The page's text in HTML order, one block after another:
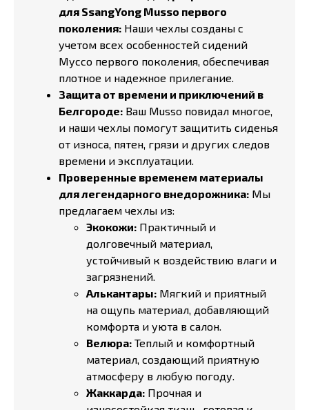
для SsangYong Musso первого
поколения: Наши чехлы созданы с
учетом всех особенностей сидений
Муссо первого поколения, обеспечивая
плотное и надежное прилегание.
Защита от времени и приключений в
Белгороде: Ваш Musso повидал многое,
и наши чехлы помогут защитить сиденья
от износа, пятен, грязи и других следов
времени и эксплуатации.
Проверенные временем материалы
для легендарного внедорожника: Мы
предлагаем чехлы из:
Экокожи: Практичный и
долговечный материал,
устойчивый к воздействию влаги и
загрязнений.
Алькантары: Мягкий и приятный
на ощупь материал, добавляющий
комфорта и уюта в салон.
Велюра: Теплый и комфортный
материал, создающий приятную
атмосферу в любую погоду.
Жаккарда: Прочная и